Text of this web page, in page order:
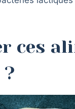
ces